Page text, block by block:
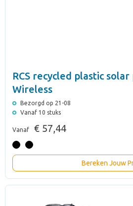
RCS recycled plastic
Wireless
Bezorgd op 21-08
Vanaf 10 stuks
Vanaf € 57,44
Bereken Jouw